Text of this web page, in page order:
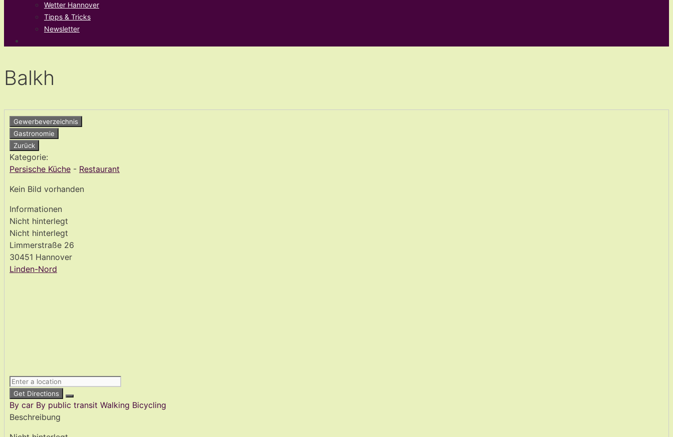
Wetter Hannover
Tipps & Tricks
Newsletter
Balkh
Gewerbeverzeichnis
Gastronomie
Zurück
Kategorie:
Persische Küche - Restaurant
Kein Bild vorhanden
Informationen
Nicht hinterlegt
Nicht hinterlegt
Limmerstraße 26
30451 Hannover
Linden-Nord
Get Directions
By car By public transit Walking Bicycling
Beschreibung